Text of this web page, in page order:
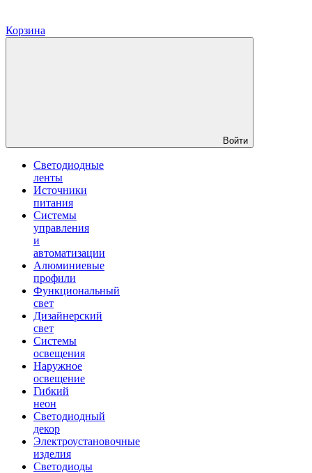
Корзина
Войти
Светодиодные
ленты
Источники
питания
Системы
управления
и
автоматизации
Алюминиевые
профили
Функциональный
свет
Дизайнерский
свет
Системы
освещения
Наружное
освещение
Гибкий
неон
Светодиодный
декор
Электроустановочные
изделия
Светодиоды